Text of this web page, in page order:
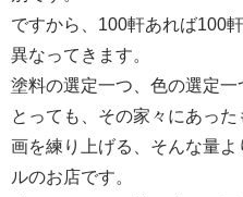
ですから、100軒あれば100
異なってきます。
塗料の選定一つ、色の選定
とっても、その家々にあっ
画を練り上げる、そんな量
ルのお店です。